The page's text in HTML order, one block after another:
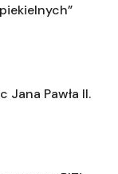
Jana Pawła II.